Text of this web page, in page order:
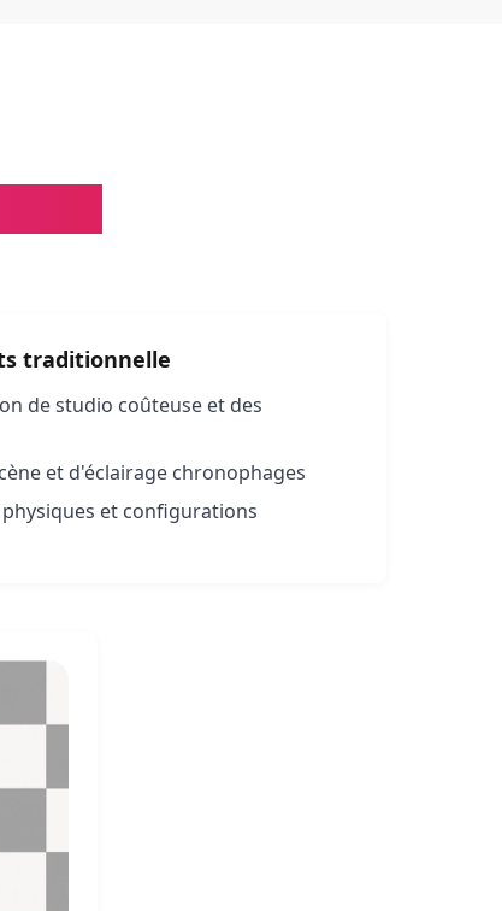
traditionnelle
de studio coûteuse et des
et d'éclairage chronophages
et configurations